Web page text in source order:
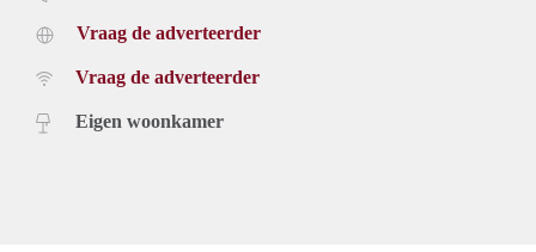
Vraag de adverteerder
Vraag de adverteerder
Eigen woonkamer